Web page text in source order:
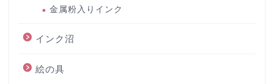
金属粉入りインク
インク沼
絵の具